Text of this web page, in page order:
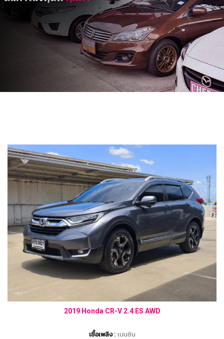
2019 Honda CR-V 2.4 ES AWD
เชื้อเพลิง : เบนซิน